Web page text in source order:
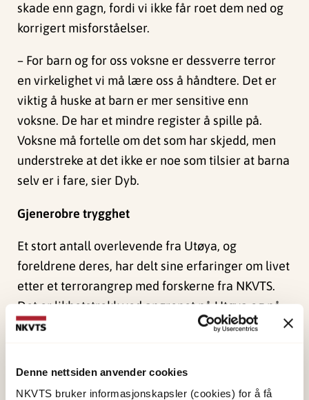
Denne nettsiden anvender cookies
NKVTS bruker informasjonskapsler (cookies) for å få
skade enn gagn, fordi vi ikke får roet dem ned og
korrigert misforståelser.
– For barn og for oss voksne er dessverre terror
en virkelighet vi må lære oss å håndtere. Det er
viktig å huske at barn er mer sensitive enn
voksne. De har et mindre register å spille på.
Voksne må fortelle om det som har skjedd, men
understreke at det ikke er noe som tilsier at barna
selv er i fare, sier Dyb.
Gjenerobre trygghet
Et stort antall overlevende fra Utøya, og
foreldrene deres, har delt sine erfaringer om livet
etter et terrorangrep med forskerne fra NKVTS.
Det er likhetstrekk ved angrepet på Utøya og på
konserten i Manchester: Mange av de rammede
på om barnet deres er i sikkerhet.